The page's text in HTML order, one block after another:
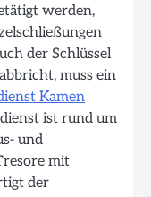
werden,
der Schlüssel
muss ein
Kamen
ist rund um
und
mit
der